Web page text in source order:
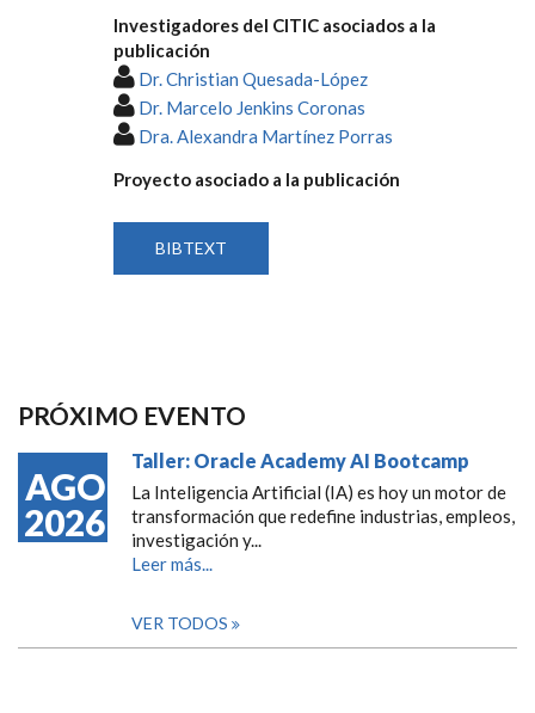
Investigadores del CITIC asociados a la
publicación
Dr. Christian Quesada-López
Dr. Marcelo Jenkins Coronas
Dra. Alexandra Martínez Porras
Proyecto asociado a la publicación
BIBTEXT
PRÓXIMO EVENTO
AGO
2026
Taller: Oracle Academy AI Bootcamp
La Inteligencia Artificial (IA) es hoy un motor de
transformación que redefine industrias, empleos,
investigación y...
Leer más...
VER TODOS